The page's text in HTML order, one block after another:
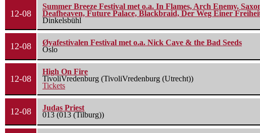
12-08
Summer Breeze Festival met o.a. In Flames, Arch Enemy,
Deafheaven, Future Palace, Blackbraid, Der Weg Einer
Dinkelsbühl
12-08
Øyafestivalen Festival met o.a. Nick Cave & the Bad Seeds
Oslo
12-08
High On Fire
TivoliVredenburg (TivoliVredenburg (Utrecht))
Tickets
12-08
Judas Priest
013 (013 (Tilburg))